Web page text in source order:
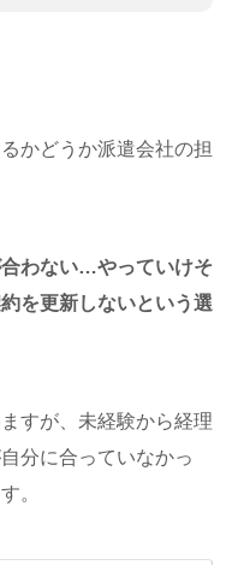
かどうか派遣会社の担
わない…やっていけそ
を更新しないという選
すが、未経験から経理
分に合っていなかっ
。